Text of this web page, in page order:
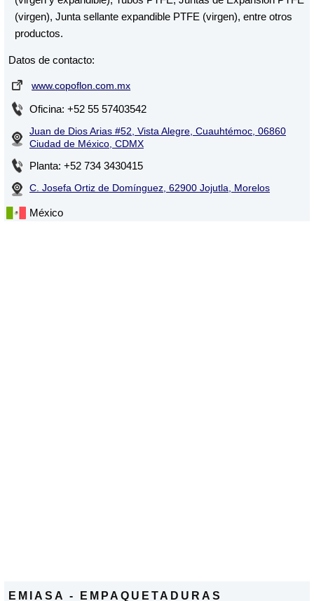
(virgen), Junta sellante expandible PTFE (virgen), entre otros
productos.
Datos de contacto:
www.copoflon.com.mx
Oficina: +52 55 57403542
Juan de Dios Arias #52, Vista Alegre, Cuauhtémoc, 06860
Ciudad de México, CDMX
Planta: +52 734 3430415
C. Josefa Ortiz de Domínguez, 62900 Jojutla, Morelos
México
EMIASA - EMPAQUETADURAS